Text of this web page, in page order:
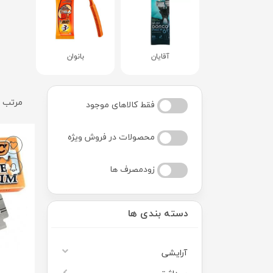
آقایان بانوان
فقط کالاهای موجود
محصولات در فروش ویژه
زودمصرف ها
دسته بندی ها
آرایشی